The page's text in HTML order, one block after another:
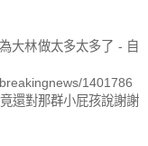
大林做太多太多了 - 自
1401786
還對那群小屁孩說謝謝